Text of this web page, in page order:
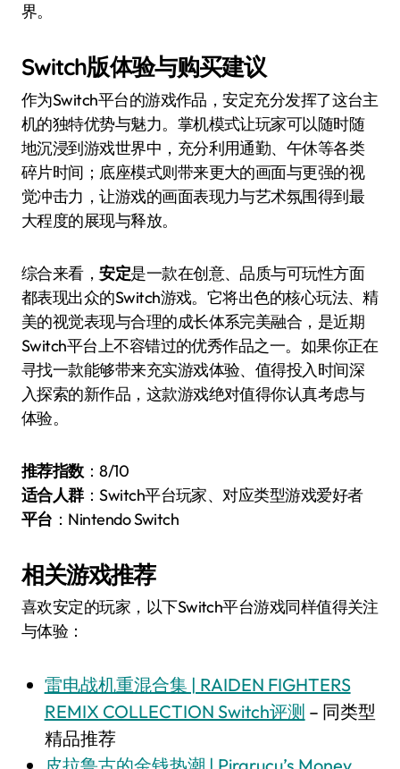
界。
Switch版体验与购买建议
作为Switch平台的游戏作品，安定充分发挥了这台主
机的独特优势与魅力。掌机模式让玩家可以随时随
地沉浸到游戏世界中，充分利用通勤、午休等各类
碎片时间；底座模式则带来更大的画面与更强的视
觉冲击力，让游戏的画面表现力与艺术氛围得到最
大程度的展现与释放。
综合来看，安定是一款在创意、品质与可玩性方面
都表现出众的Switch游戏。它将出色的核心玩法、精
美的视觉表现与合理的成长体系完美融合，是近期
Switch平台上不容错过的优秀作品之一。如果你正在
寻找一款能够带来充实游戏体验、值得投入时间深
入探索的新作品，这款游戏绝对值得你认真考虑与
体验。
推荐指数：8/10
适合人群：Switch平台玩家、对应类型游戏爱好者
平台 ：Nintendo Switch
相关游戏推荐
喜欢安定的玩家，以下Switch平台游戏同样值得关注
与体验：
雷电战机重混合集 | RAIDEN FIGHTERS
REMIX COLLECTION Switch评测 – 同类型
精品推荐